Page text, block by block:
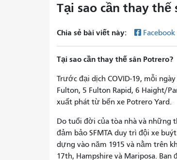
Tại sao cần thay thế
Chia sẻ bài viết này: Facebook
Tại sao cần thay thế sân Potrero?
Trước đại dịch COVID-19, mỗi
Fulton, 5 Fulton Rapid, 6 Haight/
xuất phát từ bến xe Potrero Yard.
Do tuổi đời của tòa nhà và những
đảm bảo SFMTA duy trì đội xe
dựng vào năm 1915 và nằm trên
17th, Hampshire và Mariposa.